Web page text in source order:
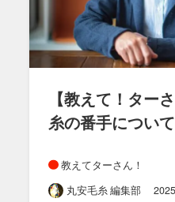
【教えて！​ター
糸の​番手に​ついて
教えてターさん！
丸安毛糸 編集部